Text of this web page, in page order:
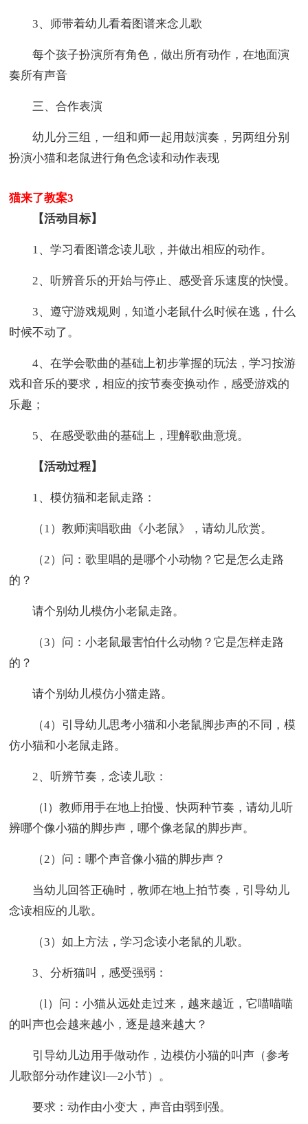
3、师带着幼儿看着图谱来念儿歌
每个孩子扮演所有角色，做出所有动作，在地面演
奏所有声音
三、合作表演
幼儿分三组，一组和师一起用鼓演奏，另两组分别
扮演小猫和老鼠进行角色念读和动作表现
猫来了教案3
【活动目标】
1、学习看图谱念读儿歌，并做出相应的动作。
2、听辨音乐的开始与停止、感受音乐速度的快慢。
3、遵守游戏规则，知道小老鼠什么时候在逃，什么
时候不动了。
4、在学会歌曲的基础上初步掌握的玩法，学习按游
戏和音乐的要求，相应的按节奏变换动作，感受游戏的
乐趣；
5、在感受歌曲的基础上，理解歌曲意境。
【活动过程】
1、模仿猫和老鼠走路：
（1）教师演唱歌曲《小老鼠》，请幼儿欣赏。
（2）问：歌里唱的是哪个小动物？它是怎么走路
的？
请个别幼儿模仿小老鼠走路。
（3）问：小老鼠最害怕什么动物？它是怎样走路
的？
请个别幼儿模仿小猫走路。
（4）引导幼儿思考小猫和小老鼠脚步声的不同，模
仿小猫和小老鼠走路。
2、听辨节奏，念读儿歌：
（l）教师用手在地上拍慢、快两种节奏，请幼儿听
辨哪个像小猫的脚步声，哪个像老鼠的脚步声。
（2）问：哪个声音像小猫的脚步声？
当幼儿回答正确时，教师在地上拍节奏，引导幼儿
念读相应的儿歌。
（3）如上方法，学习念读小老鼠的儿歌。
3、分析猫叫，感受强弱：
（l）问：小猫从远处走过来，越来越近，它喵喵喵
的叫声也会越来越小，逐是越来越大？
引导幼儿边用手做动作，边模仿小猫的叫声（参考
儿歌部分动作建议l—2小节）。
要求：动作由小变大，声音由弱到强。